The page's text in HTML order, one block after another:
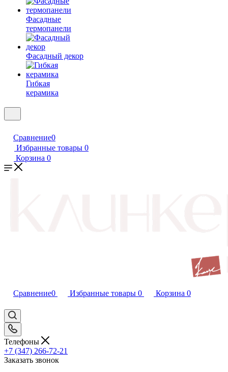
Фасадные
термопанели
Фасадный декор
Гибкая
керамика
Сравнение0
Избранные товары 0
Корзина 0
Сравнение0 Избранные товары 0 Корзина 0
Телефоны
+7 (347) 266-72-21
Заказать звонок